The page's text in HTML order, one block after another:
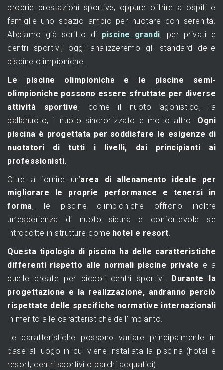
proprie prestazioni sportive, oppure offrire a ospiti e
famiglie uno spazio ampio per nuotare con serenità.
Abbiamo già scritto di piscine grandi, per privati e
centri sportivi, oggi analizzeremo gli standard delle
piscine olimpioniche.
Le piscine olimpioniche e le piscine semi-
olimpioniche possono essere sfruttate per diverse
attività sportive, come il nuoto agonistico, la
pallanuoto, il nuoto sincronizzato e molto altro. Ogni
piscina è progettata per soddisfare le esigenze di
nuotatori di tutti i livelli, dai principianti ai
professionisti.
Oltre a fornire un’area di allenamento ideale per
migliorare le proprie performance e tenersi in
forma, le piscine olimpioniche offrono inoltre
un’esperienza di nuoto sicura e confortevole se
introdotte in strutture come hotel e resort.
Questa tipologia di piscina ha delle caratteristiche
differenti rispetto alle normali piscine private e a
quelle create per piccoli centri sportivi.
Durante la
progettazione e la realizzazione, andranno perciò
rispettate delle specifiche normative internazionali
in merito alle caratteristiche dell’impianto.
Le caratteristiche possono variare principalmente in
base al luogo in cui viene installata la piscina (hotel e
resort, centri sportivi o parchi acquatici).